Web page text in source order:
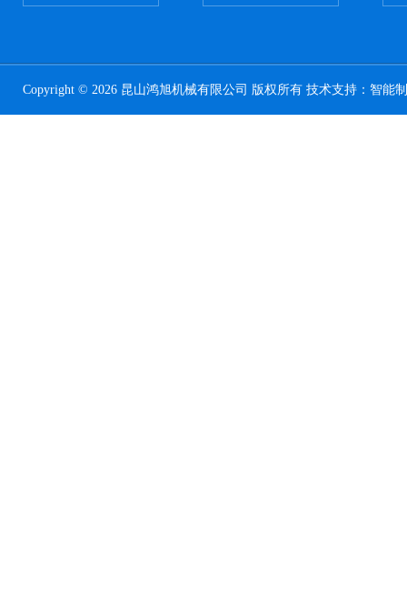
Copyright © 2026 昆山鸿旭机械有限公司 版权所有 技术支持： 智能